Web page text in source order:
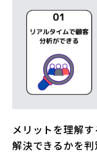
メリットを理解
解決できるかを判